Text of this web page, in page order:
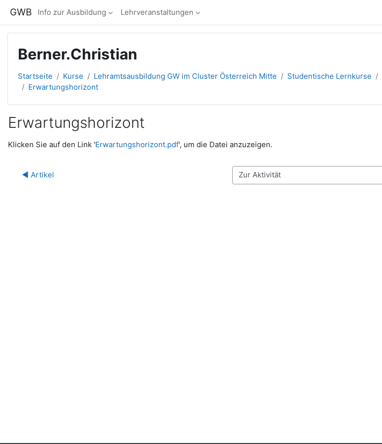
GWB Info zur Ausbildung Lehrveranstaltungen
Berner.Christian
Startseite Kurse Lehramtsausbildung GW im Cluster Österreich Mitte Studentische Lernkurse
Erwartungshorizont
Erwartungshorizont
Abschlussbedingungen
Klicken Sie auf den Link 'Erwartungshorizont.pdf', um die Datei anzuzeigen.
◀︎ Artikel Zur Aktivität